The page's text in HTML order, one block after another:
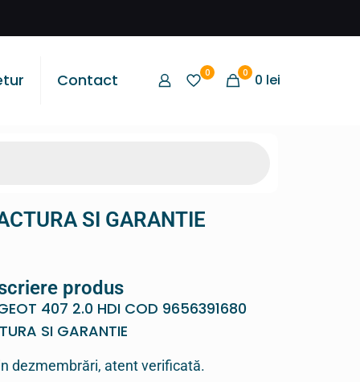
Contact 0 0 0 lei
SI GARANTIE
produs
407 2.0 HDI COD 9656391680
SI GARANTIE
dezmembrări, atent verificată.